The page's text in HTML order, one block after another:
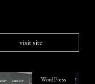
visit site
WordPress